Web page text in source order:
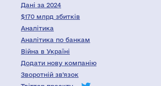
Дані за 2024
$170 млрд збитків
Аналітика
Аналітика по банкам
Війна в Україні
Додати нову компанію
Зворотній зв'язок